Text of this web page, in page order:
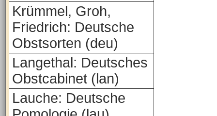
Krümmel, Groh,
Friedrich: Deutsche
Obstsorten (deu)
Langethal: Deutsches
Obstcabinet (lan)
Lauche: Deutsche